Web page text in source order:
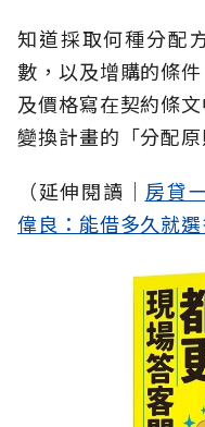
知道採取何種分配
數，以及增購的條
及價格寫在契約條
變換計畫的「分配原
（延伸閱讀│ 房貸
偉良：能借多久就選